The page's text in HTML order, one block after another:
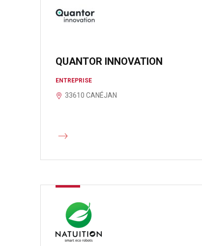
QUANTOR INNOVATION
ENTREPRISE
33610 CANÉJAN